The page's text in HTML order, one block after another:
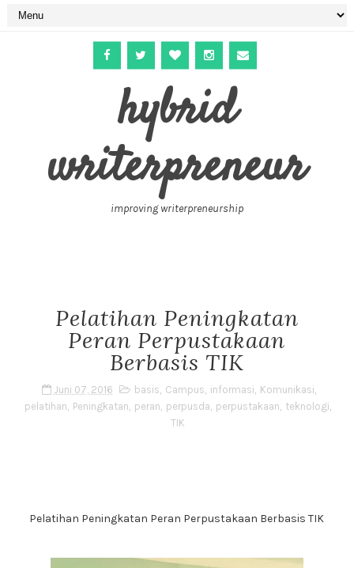
hybrid
writerpreneur
improving writerpreneurship
Pelatihan Peningkatan
Peran Perpustakaan
Berbasis TIK
Juni 07, 2016 basis, Campus, informasi, Komunikasi,
pelatihan, Peningkatan, peran, perpusda, perpustakaan, teknologi,
TIK
Pelatihan Peningkatan Peran Perpustakaan Berbasis TIK